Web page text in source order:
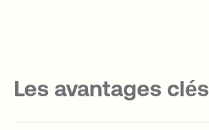
Les avantages clés